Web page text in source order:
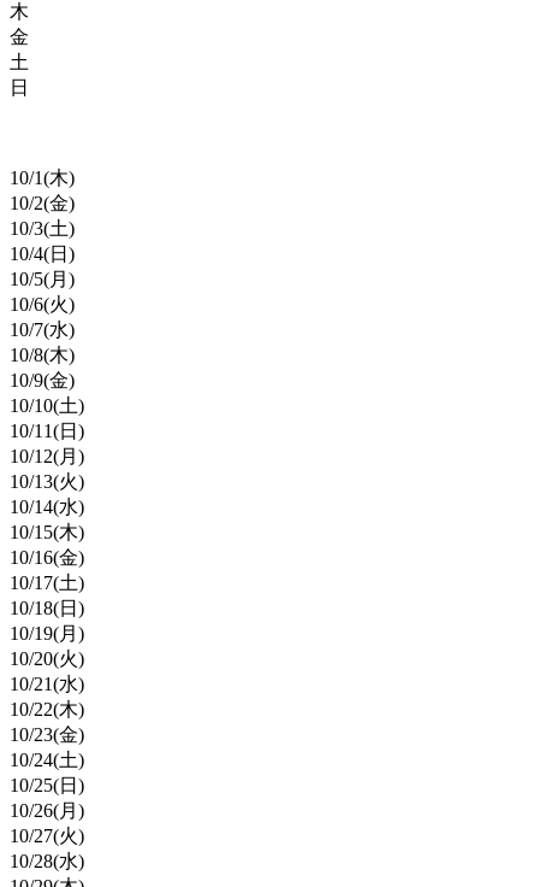
木
金
土
日
10/1(木)
10/2(金)
10/3(土)
10/4(日)
10/5(月)
10/6(火)
10/7(水)
10/8(木)
10/9(金)
10/10(土)
10/11(日)
10/12(月)
10/13(火)
10/14(水)
10/15(木)
10/16(金)
10/17(土)
10/18(日)
10/19(月)
10/20(火)
10/21(水)
10/22(木)
10/23(金)
10/24(土)
10/25(日)
10/26(月)
10/27(火)
10/28(水)